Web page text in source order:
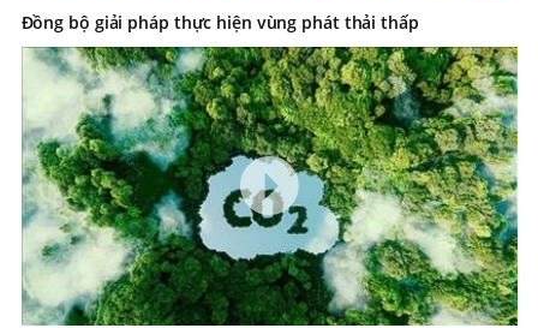
Đồng bộ giải pháp thực hiện vùng phát thải thấp